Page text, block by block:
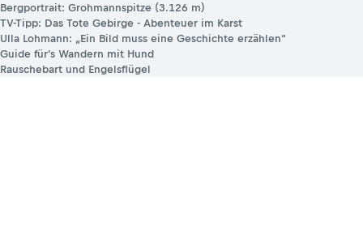
Bergportrait: Grohmannspitze (3.126 m)
TV-Tipp: Das Tote Gebirge - Abenteuer im Karst
Ulla Lohmann: „Ein Bild muss eine Geschichte erzählen“
Guide für's Wandern mit Hund
Rauschebart und Engelsflügel